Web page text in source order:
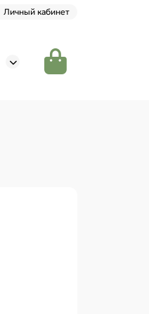
Личный кабинет